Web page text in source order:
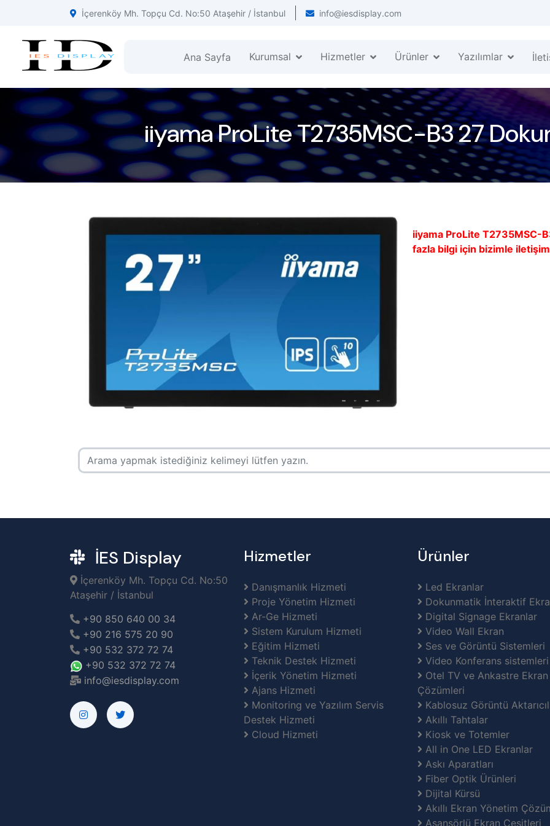
İçerenköy Mh. Topçu Cd. No:50 Ataşehir / İstanbul info@iesdisplay.com
Ana Sayfa Kurumsal Hizmetler Ürünler Yazılımlar
iiyama ProLite T2735MSC-B3 27
iiyama ProLite T2735MSC-
fazla bilgi için bizimle
İES Display
İçerenköy Mh. Topçu Cd. No:50
Ataşehir / İstanbul
+90 850 640 00 34
+90 216 575 20 90
+90 532 372 72 74
+90 532 372 72 74
info@iesdisplay.com
Hizmetler
Danışmanlık Hizmeti
Proje Yönetim Hizmeti
Ar-Ge Hizmeti
Sistem Kurulum Hizmeti
Eğitim Hizmeti
Teknik Destek Hizmeti
İçerik Yönetim Hizmeti
Ajans Hizmeti
Monitoring ve Yazılım Servis
Destek Hizmeti
Cloud Hizmeti
Ürünler
Led Ekranlar
Dokunmatik İnteraktif
Digital Signage Ekranlar
Video Wall Ekran
Ses ve Görüntü Sistemleri
Video Konferans sistemleri
Otel TV ve Ankastre Ekran
Çözümleri
Kablosuz Görüntü
Akıllı Tahtalar
Kiosk ve Totemler
All in One LED Ekranlar
Askı Aparatları
Fiber Optik Ürünleri
Dijital Kürsü
Akıllı Ekran Yönetim
Asansörlü Ekran Çeşitleri